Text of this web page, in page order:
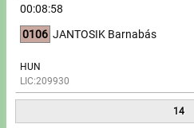
00:08:58
0106 JANTOSIK Barnabás
HUN
LIC:209930
14